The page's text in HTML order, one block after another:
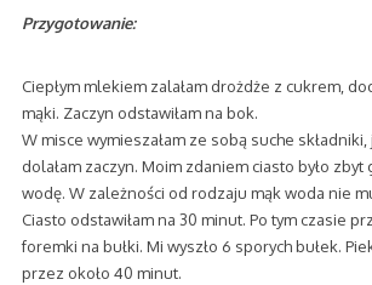
Przygotowanie:
Ciepłym mlekiem zalałam drożdże z cukrem,
mąki. Zaczyn odstawiłam na bok.
W misce wymieszałam ze sobą suche składniki,
dolałam zaczyn. Moim zdaniem ciasto było zbyt
wodę. W zależności od rodzaju mąk woda nie
Ciasto odstawiłam na 30 minut. Po tym czasie
foremki na bułki. Mi wyszło 6 sporych bułek.
przez około 40 minut.